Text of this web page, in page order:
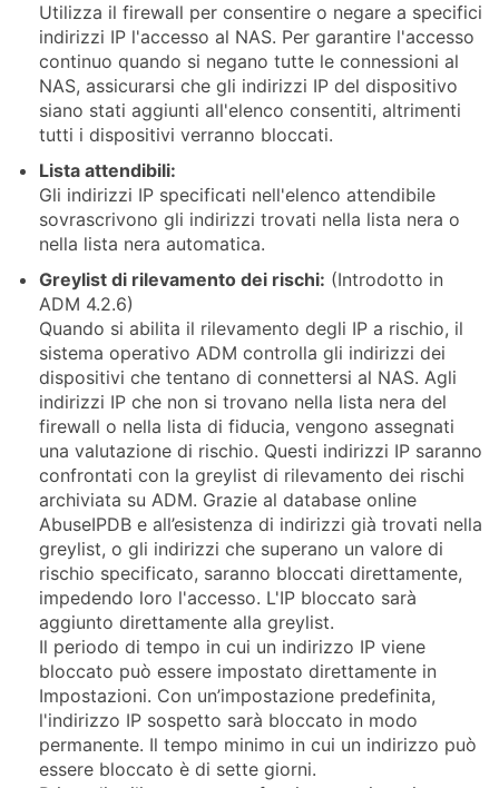
Utilizza il firewall per consentire o negare a specifici
indirizzi IP l'accesso al NAS. Per garantire l'accesso
continuo quando si negano tutte le connessioni al
NAS, assicurarsi che gli indirizzi IP del dispositivo
siano stati aggiunti all'elenco consentiti, altrimenti
tutti i dispositivi verranno bloccati.
Lista attendibili:
Gli indirizzi IP specificati nell'elenco attendibile
sovrascrivono gli indirizzi trovati nella lista nera o
nella lista nera automatica.
Greylist di rilevamento dei rischi: (Introdotto in
ADM 4.2.6)
Quando si abilita il rilevamento degli IP a rischio, il
sistema operativo ADM controlla gli indirizzi dei
dispositivi che tentano di connettersi al NAS. Agli
indirizzi IP che non si trovano nella lista nera del
firewall o nella lista di fiducia, vengono assegnati
una valutazione di rischio. Questi indirizzi IP saranno
confrontati con la greylist di rilevamento dei rischi
archiviata su ADM. Grazie al database online
AbuseIPDB e all’esistenza di indirizzi già trovati nella
greylist, o gli indirizzi che superano un valore di
rischio specificato, saranno bloccati direttamente,
impedendo loro l'accesso. L'IP bloccato sarà
aggiunto direttamente alla greylist.
Il periodo di tempo in cui un indirizzo IP viene
bloccato può essere impostato direttamente in
Impostazioni. Con un’impostazione predefinita,
l'indirizzo IP sospetto sarà bloccato in modo
permanente. Il tempo minimo in cui un indirizzo può
essere bloccato è di sette giorni.